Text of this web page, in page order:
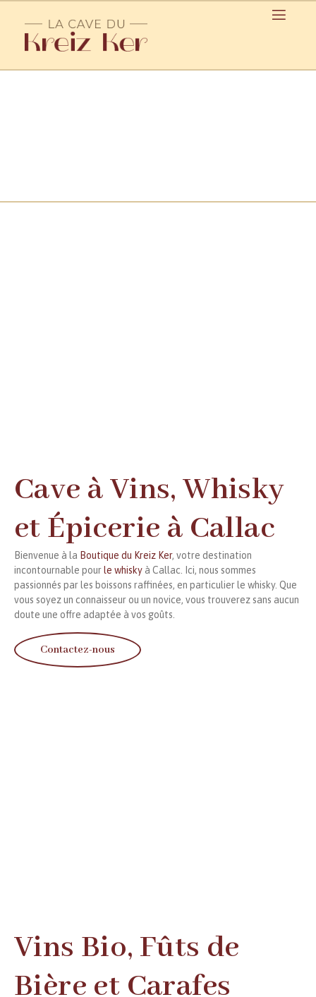
Cave à Vins, Whisky
et Épicerie à Callac
Bienvenue à la Boutique du Kreiz Ker, votre destination
incontournable pour le whisky à Callac. Ici, nous sommes
passionnés par les boissons raffinées, en particulier le whisky. Que
vous soyez un connaisseur ou un novice, vous trouverez sans aucun
doute une offre adaptée à vos goûts.
Contactez-nous
Vins Bio, Fûts de
Bière et Carafes